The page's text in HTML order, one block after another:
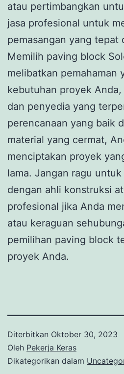
atau pertimbangkan
jasa profesional untuk
pemasangan yang tepat
Memilih paving block
melibatkan pemahaman
kebutuhan proyek
dan penyedia yang
perencanaan yang baik
material yang cermat,
menciptakan proyek
lama. Jangan ragu
dengan ahli konstruksi
profesional jika Anda
atau keraguan
pemilihan paving block
proyek Anda.
Diterbitkan Oktober 30, 2023
Oleh Pekerja Keras
Dikategorikan dalam